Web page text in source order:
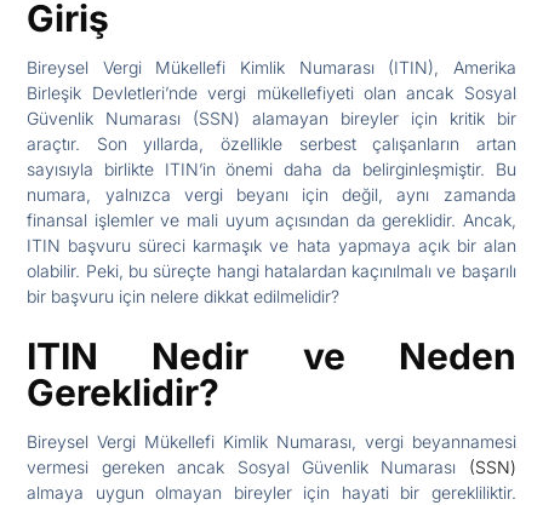
Giriş
Bireysel Vergi Mükellefi Kimlik Numarası (ITIN), Amerika
Birleşik Devletleri’nde vergi mükellefiyeti olan ancak Sosyal
Güvenlik Numarası (SSN) alamayan bireyler için kritik bir
araçtır. Son yıllarda, özellikle serbest çalışanların artan
sayısıyla birlikte ITIN’in önemi daha da belirginleşmiştir. Bu
numara, yalnızca vergi beyanı için değil, aynı zamanda
finansal işlemler ve mali uyum açısından da gereklidir. Ancak,
ITIN başvuru süreci karmaşık ve hata yapmaya açık bir alan
olabilir. Peki, bu süreçte hangi hatalardan kaçınılmalı ve başarılı
bir başvuru için nelere dikkat edilmelidir?
ITIN Nedir ve Neden
Gereklidir?
Bireysel Vergi Mükellefi Kimlik Numarası, vergi beyannamesi
vermesi gereken ancak Sosyal Güvenlik Numarası (SSN)
almaya uygun olmayan bireyler için hayati bir gerekliliktir.